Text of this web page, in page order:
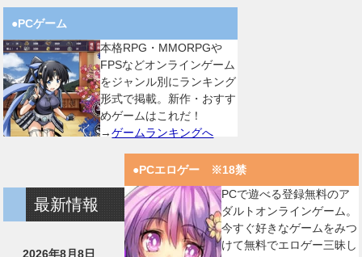
●PCゲーム
本格RPG・MMORPGや
FPSなどオンラインゲーム
をジャンル別にランキング
形式で掲載。新作・おすす
めゲームはこれだ！
→ゲームランキングへ
●PCエロゲー ※18禁
PCで遊べる登録無料のア
ダルトオンラインゲーム。
今すぐ好きなゲームをみつ
けて無料でエロゲー三昧し
最新情報
2026年8月8日